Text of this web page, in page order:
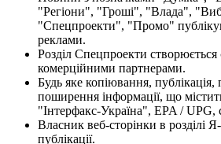
"Регіони", "Гроші", "Влада",
"Спецпроекти", "Промо"
реклами.
Розділ Спецпроекти створюється
комерційними партнерами.
Будь яке копіювання,
поширення інформації, що
"Інтерфакс-Україна", EPA / UPG,
Власник веб-сторінки в розділі
публікації.